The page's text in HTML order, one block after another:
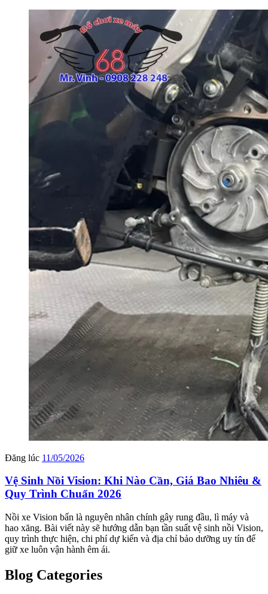
Đăng lúc 11/05/2026
Vệ Sinh Nồi Vision: Khi Nào Cần, Giá Bao Nhiêu &
Quy Trình Chuẩn 2026
Nồi xe Vision bẩn là nguyên nhân chính gây rung đầu, lì máy và
hao xăng. Bài viết này sẽ hướng dẫn bạn tần suất vệ sinh nồi Vision,
quy trình thực hiện, chi phí dự kiến và địa chỉ bảo dưỡng uy tín để
giữ xe luôn vận hành êm ái.
Blog Categories